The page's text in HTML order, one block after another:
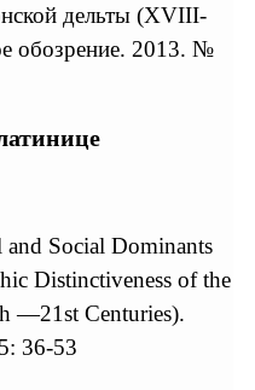
дельты (XVIII-
обозрение. 2013. №
Social Dominants
Distinctiveness of the
—21st Centuries).
5: 36-53